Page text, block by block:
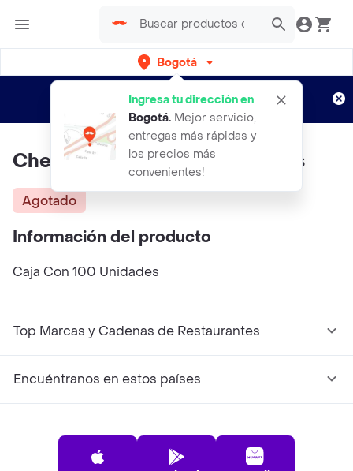
Bogotá
Ingresa tu dirección en
Bogotá. Mejor servicio,
entregas más rápidas y
los precios más
convenientes!
envíos gratis por semanas
Aplican TyC
Chemex Filtros Jarra de 3 Tazas
Agotado
Información del producto
Caja Con 100 Unidades
Top Marcas y Cadenas de Restaurantes
Encuéntranos en estos países